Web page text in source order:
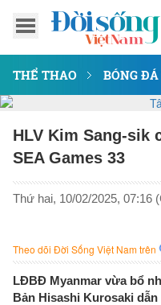
THỂ THAO BÓNG
HLV Kim Sang-sik
SEA Games 33
Thứ hai, 10/02/2025, 07:16
Theo dõi Đời Sống Việt Nam trên
LĐBĐ Myanmar vừa bổ
Bản Hisashi Kurosaki